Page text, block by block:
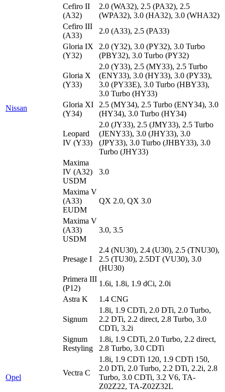
Nissan
Cefiro II
(A32)
2.0 (WA32), 2.5 (PA32), 2.5
(WPA32), 3.0 (HA32), 3.0 (WHA32)
Cefiro III
(A33)
2.0 (A33), 2.5 (PA33)
Gloria IX
(Y32)
2.0 (Y32), 3.0 (PY32), 3.0 Turbo
(PBY32), 3.0 Turbo (PY32)
Gloria X
(Y33)
2.0 (Y33), 2.5 (MY33), 2.5 Turbo
(ENY33), 3.0 (HY33), 3.0 (PY33),
3.0 (PY33E), 3.0 Turbo (HBY33),
3.0 Turbo (HY33)
Gloria XI
(Y34)
2.5 (MY34), 2.5 Turbo (ENY34), 3.0
(HY34), 3.0 Turbo (HY34)
Leopard
IV (Y33)
2.0 (JY33), 2.5 (JMY33), 2.5 Turbo
(JENY33), 3.0 (JHY33), 3.0
(JPY33), 3.0 Turbo (JHBY33), 3.0
Turbo (JHY33)
Maxima
IV (A32)
USDM
3.0
Maxima V
(A33)
EUDM
QX 2.0, QX 3.0
Maxima V
(A33)
USDM
3.0, 3.5
Presage I
2.4 (NU30), 2.4 (U30), 2.5 (TNU30),
2.5 (TU30), 2.5DT (VU30), 3.0
(HU30)
Primera III
(P12)
1.6i, 1.8i, 1.9 dCi, 2.0i
Opel
Astra K 1.4 CNG
Signum
1.8i, 1.9 CDTi, 2.0 DTi, 2.0 Turbo,
2.2 DTi, 2.2 direсt, 2.8 Turbo, 3.0
CDTi, 3.2i
Signum
Restyling
1.8i, 1.9 CDTi, 2.0 Turbo, 2.2 direсt,
2.8 Turbo, 3.0 CDTi
Vectra C
1.8i, 1.9 CDTi 120, 1.9 CDTi 150,
2.0 DTi, 2.0 Turbo, 2.2 DTi, 2.2i, 2.8
Turbo, 3.0 CDTi, 3.2 V6, TA-
Z02Z22, TA-Z02Z32L